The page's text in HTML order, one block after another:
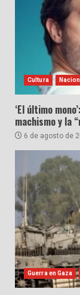
Cultura
‘El último
machismo y la
6 de agosto de
Guerra en Gaza